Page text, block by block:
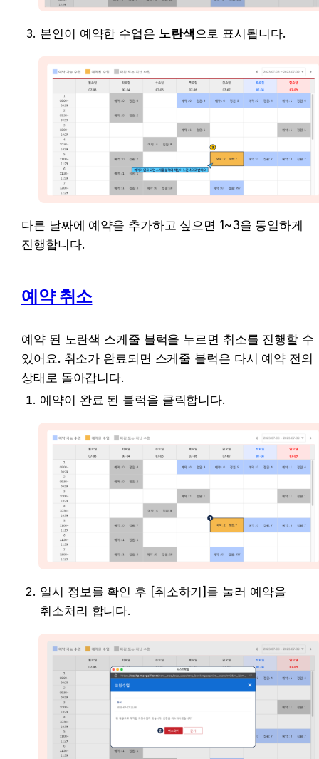
본인이 예약한 수업은 노란색으로 표시됩니다.
다른 날짜에 예약을 추가하고 싶으면 1~3을 동일하게
진행합니다.
예약 취소
예약 된 노란색 스케줄 블럭을 누르면 취소를 진행할 수
있어요. 취소가 완료되면 스케줄 블럭은 다시 예약 전의
상태로 돌아갑니다.
예약이 완료 된 블럭을 클릭합니다.
일시 정보를 확인 후 [취소하기] 를 눌러 예약을
취소처리 합니다.